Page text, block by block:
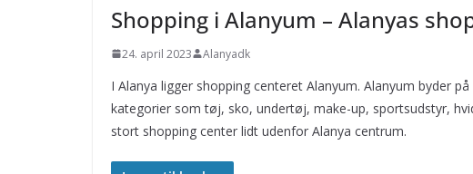
Shopping i Alanyum – Alanyas
24. april 2023 Alanyadk
I Alanya ligger shopping centeret Alanyum. Alanyum byder
kategorier som tøj, sko, undertøj, make-up, sportsudstyr,
stort shopping center lidt udenfor Alanya centrum.